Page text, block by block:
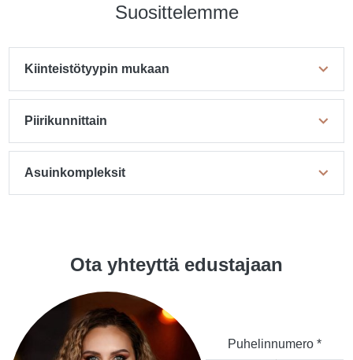
Suosittelemme
Kiinteistötyypin mukaan
Piirikunnittain
Asuinkompleksit
Ota yhteyttä edustajaan
Puhelinnumero *